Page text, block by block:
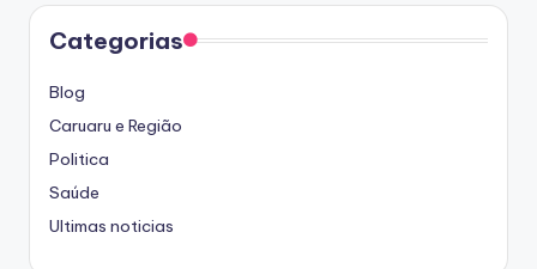
Categorias
Blog
Caruaru e Região
Politica
Saúde
Ultimas noticias